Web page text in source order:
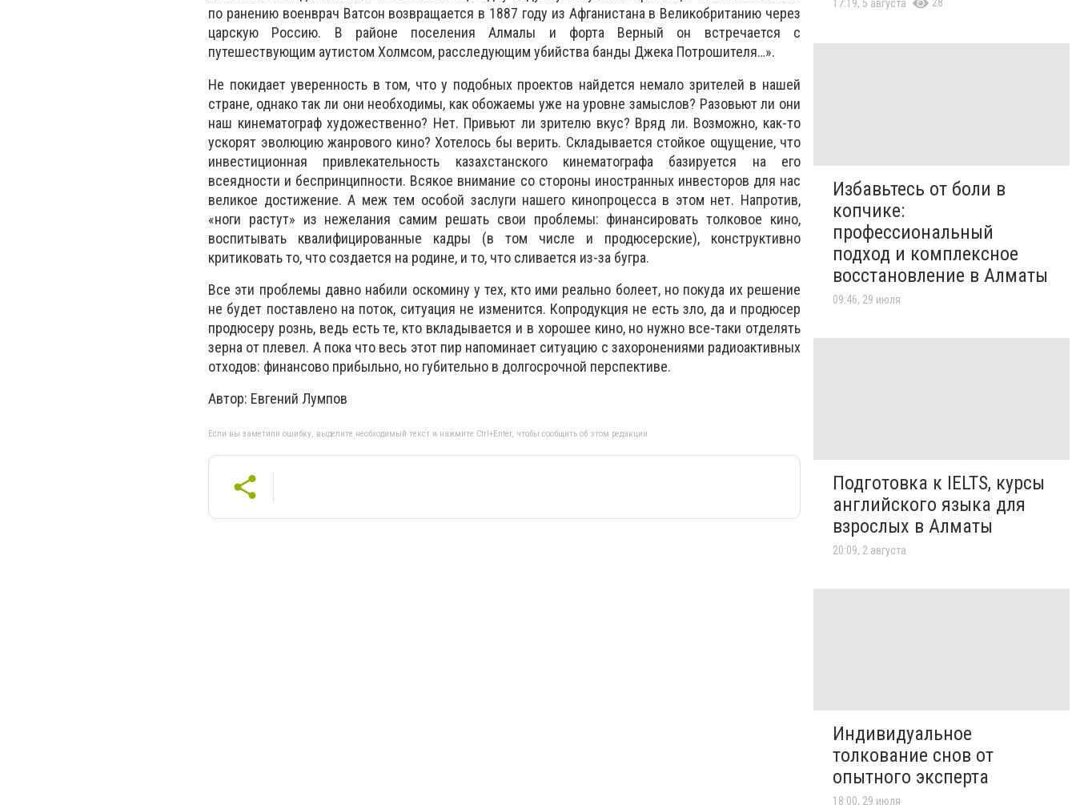
по ранению военврач Ватсон возвращается в 1887 году из Афганистана в Великобританию через
царскую Россию. В районе поселения Алмалы и форта Верный он встречается с
путешествующим аутистом Холмсом, расследующим убийства банды Джека Потрошителя…».
Не покидает уверенность в том, что у подобных проектов найдется немало зрителей в нашей
стране, однако так ли они необходимы, как обожаемы уже на уровне замыслов? Разовьют ли они
наш кинематограф художественно? Нет. Привьют ли зрителю вкус? Вряд ли. Возможно, как-то
ускорят эволюцию жанрового кино? Хотелось бы верить. Складывается стойкое ощущение, что
инвестиционная привлекательность казахстанского кинематографа базируется на его
всеядности и беспринципности. Всякое внимание со стороны иностранных инвесторов для нас
великое достижение. А меж тем особой заслуги нашего кинопроцесса в этом нет. Напротив,
«ноги растут» из нежелания самим решать свои проблемы: финансировать толковое кино,
воспитывать квалифицированные кадры (в том числе и продюсерские), конструктивно
критиковать то, что создается на родине, и то, что сливается из-за бугра.
Все эти проблемы давно набили оскомину у тех, кто ими реально болеет, но покуда их решение
не будет поставлено на поток, ситуация не изменится. Копродукция не есть зло, да и продюсер
продюсеру рознь, ведь есть те, кто вкладывается и в хорошее кино, но нужно все-таки отделять
зерна от плевел. А пока что весь этот пир напоминает ситуацию с захоронениями радиоактивных
отходов: финансово прибыльно, но губительно в долгосрочной перспективе.
Автор: Евгений Лумпов
Если вы заметили ошибку, выделите необходимый текст и нажмите Ctrl+Enter, чтобы сообщить об этом редакции
17:19, 5 августа
Избавьтесь от боли в
копчике:
профессиональный
подход и комплексное
восстановление в Алматы
09:46, 29 июля
Подготовка к IELTS, курсы
английского языка для
взрослых в Алматы
20:09, 2 августа
Индивидуальное
толкование снов от
опытного эксперта
18:00, 29 июля